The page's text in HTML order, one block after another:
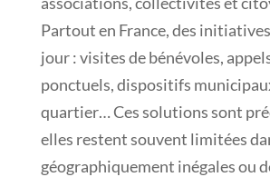
Partout en France, des
jour : visites de bénévoles,
ponctuels, dispositifs
quartier… Ces solutions sont
elles restent souvent limitées
géographiquement inégales ou